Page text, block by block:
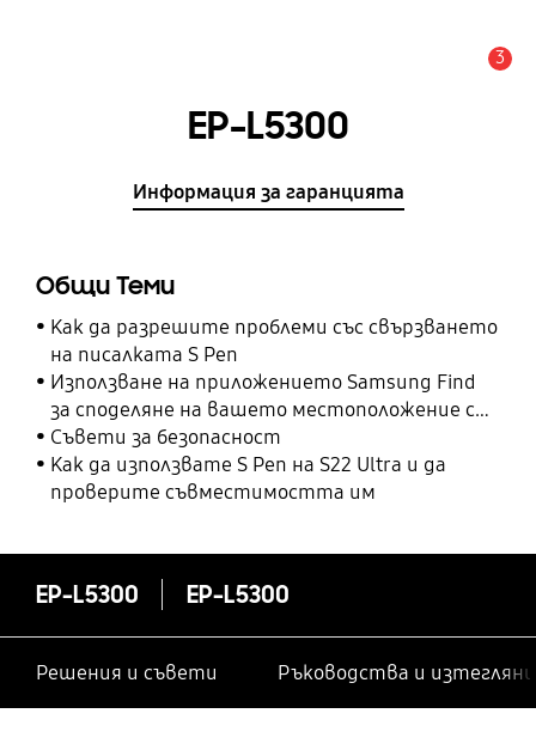
3
EP-L5300
Информация за гаранцията
Общи Теми
Как да разрешите проблеми със свързването
на писалката S Pen
Използване на приложението Samsung Find
за споделяне на вашето местоположение с
вашите приятели, дете, семейство и други
контакти
Съвети за безопасност
Как да използвате S Pen на S22 Ultra и да
проверите съвместимостта им
EP-L5300 EP-L5300
Решения и съвети Ръководства и